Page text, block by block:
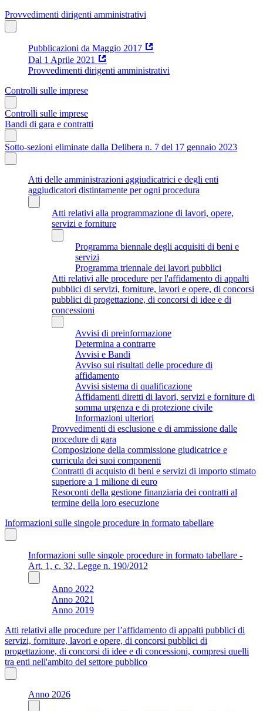
Provvedimenti dirigenti amministrativi
Pubblicazioni da Maggio 2017
Dal 1 Aprile 2021
Provvedimenti dirigenti amministrativi
Controlli sulle imprese
Controlli sulle imprese
Bandi di gara e contratti
Sotto-sezioni eliminate dalla Delibera n. 7 del 17 gennaio 2023
Atti delle amministrazioni aggiudicatrici e degli enti
aggiudicatori distintamente per ogni procedura
Atti relativi alla programmazione di lavori, opere,
servizi e forniture
Programma biennale degli acquisiti di beni e
servizi
Programma triennale dei lavori pubblici
Atti relativi alle procedure per l'affidamento di appalti
pubblici di servizi, forniture, lavori e opere, di concorsi
pubblici di progettazione, di concorsi di idee e di
concessioni
Avvisi di preinformazione
Determina a contrarre
Avvisi e Bandi
Avviso sui risultati delle procedure di
affidamento
Avvisi sistema di qualificazione
Affidamenti diretti di lavori, servizi e forniture di
somma urgenza e di protezione civile
Informazioni ulteriori
Provvedimenti di esclusione e di ammissione dalle
procedure di gara
Composizione della commissione giudicatrice e
curricula dei suoi componenti
Contratti di acquisto di beni e servizi di importo stimato
superiore a 1 milione di euro
Resoconti della gestione finanziaria dei contratti al
termine della loro esecuzione
Informazioni sulle singole procedure in formato tabellare
Informazioni sulle singole procedure in formato tabellare -
Art. 1, c. 32, Legge n. 190/2012
Anno 2022
Anno 2021
Anno 2019
Atti relativi alle procedure per l’affidamento di appalti pubblici di
servizi, forniture, lavori e opere, di concorsi pubblici di
progettazione, di concorsi di idee e di concessioni, compresi quelli
tra enti nell'ambito del settore pubblico
Anno 2026